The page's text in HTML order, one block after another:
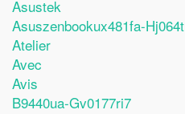
Asustek
Asuszenbookux481fa-Hj064t
Atelier
Avec
Avis
B9440ua-Gv0177ri7